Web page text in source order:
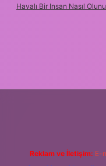
Havalı Bir Insan Nasıl
Reklam ve İletişim: E-